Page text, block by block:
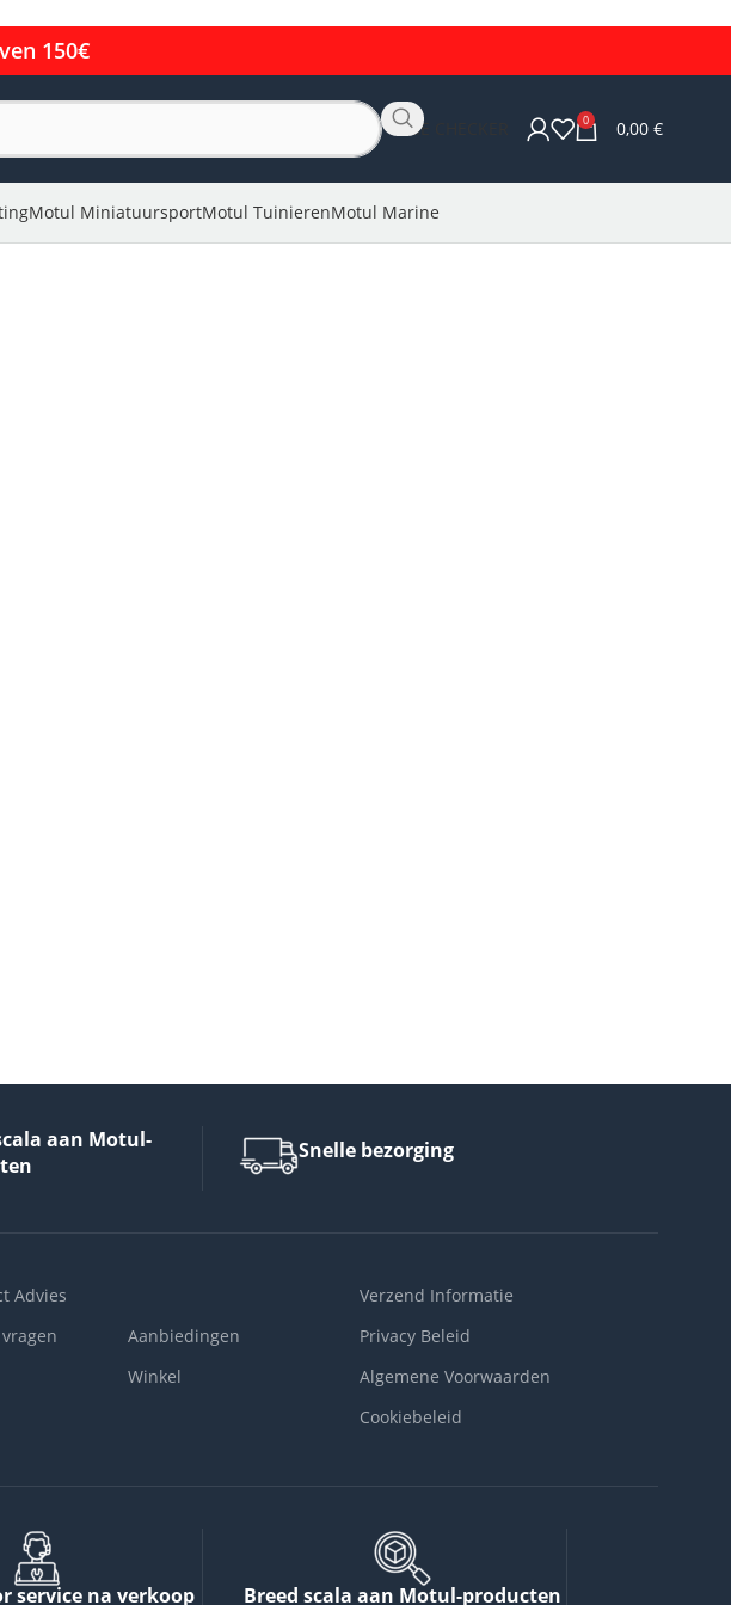
150€
OLIE CHECKER 0 0,00 €
Motul MiniatuursportMotul TuinierenMotul Marine
aan Motul-
Snelle bezorging
Advies
Aanbiedingen
Winkel
Verzend Informatie
Privacy Beleid
Algemene Voorwaarden
Cookiebeleid
service na verkoop Breed scala aan Motul-producten